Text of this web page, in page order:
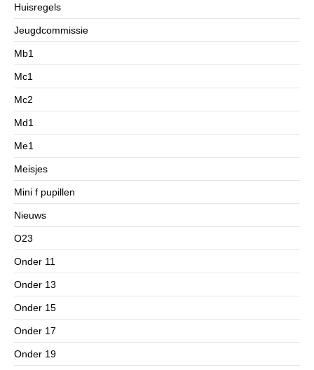
Huisregels
Jeugdcommissie
Mb1
Mc1
Mc2
Md1
Me1
Meisjes
Mini f pupillen
Nieuws
O23
Onder 11
Onder 13
Onder 15
Onder 17
Onder 19